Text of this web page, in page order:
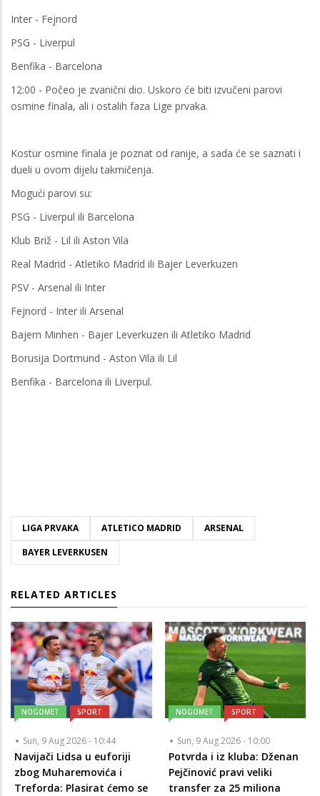
Inter - Fejnord
PSG - Liverpul
Benfika - Barcelona
12:00 - Počeo je zvanični dio. Uskoro će biti izvučeni parovi
osmine finala, ali i ostalih faza Lige prvaka.
Kostur osmine finala je poznat od ranije, a sada će se saznati i
dueli u ovom dijelu takmičenja.
Mogući parovi su:
PSG - Liverpul ili Barcelona
Klub Briž - Lil ili Aston Vila
Real Madrid - Atletiko Madrid ili Bajer Leverkuzen
PSV - Arsenal ili Inter
Fejnord - Inter ili Arsenal
Bajern Minhen - Bajer Leverkuzen ili Atletiko Madrid
Borusija Dortmund - Aston Vila ili Lil
Benfika - Barcelona ili Liverpul.
LIGA PRVAKA ATLETICO MADRID
ARSENAL
BAYER LEVERKUSEN
RELATED ARTICLES
NOGOMET SPORT
Sun, 9 Aug 2026 - 10:44
Navijači Lidsa u euforiji
zbog Muharemovića i
Treforda: Plasirat ćemo se
NOGOMET SPORT
Sun, 9 Aug 2026 - 10:00
Potvrda i iz kluba: Dženan
Pejčinović pravi veliki
transfer za 25 miliona